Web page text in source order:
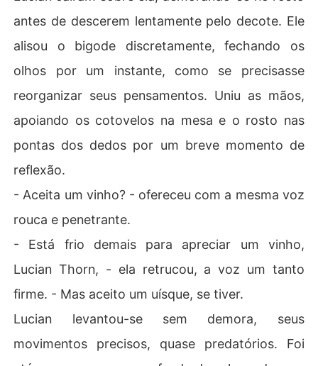
antes de descerem lentamente pelo decote. Ele
alisou o bigode discretamente, fechando os
olhos por um instante, como se precisasse
reorganizar seus pensamentos. Uniu as mãos,
apoiando os cotovelos na mesa e o rosto nas
pontas dos dedos por um breve momento de
reflexão.
- Aceita um vinho? - ofereceu com a mesma voz
rouca e penetrante.
- Está frio demais para apreciar um vinho,
Lucian Thorn, - ela retrucou, a voz um tanto
firme. - Mas aceito um uísque, se tiver.
Lucian levantou-se sem demora, seus
movimentos precisos, quase predatórios. Foi